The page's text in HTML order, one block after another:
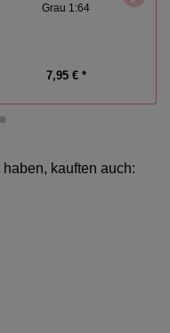
Grau 1:64
7,95 € *
kauften auch: